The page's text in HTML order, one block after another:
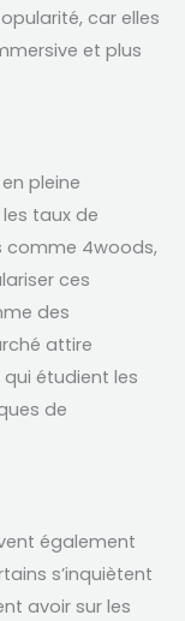
, car elles
et plus
pleine
taux de
comme 4woods,
ces
des
attire
étudient les
de
également
s’inquiètent
avoir sur les